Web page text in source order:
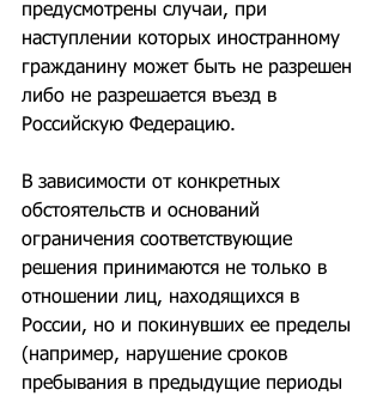
предусмотрены случаи, при
наступлении которых иностранному
гражданину может быть не разрешен
либо не разрешается въезд в
Российскую Федерацию.
В зависимости от конкретных
обстоятельств и оснований
ограничения соответствующие
решения принимаются не только в
отношении лиц, находящихся в
России, но и покинувших ее пределы
(например, нарушение сроков
пребывания в предыдущие периоды